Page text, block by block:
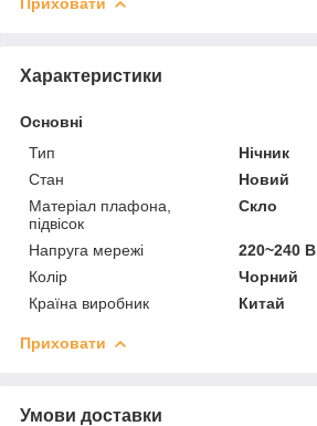
Характеристики
Основні
Тип
Нічник
Стан
Новий
Матеріал плафона,
підвісок
Скло
Напруга мережі
220~240 В
Колір
Чорний
Країна виробник
Китай
Приховати
Умови доставки